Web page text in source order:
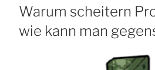
AM
Warum scheitern
wie kann man